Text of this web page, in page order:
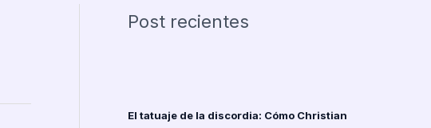
Post recientes
El tatuaje de la discordia: Cómo Christian